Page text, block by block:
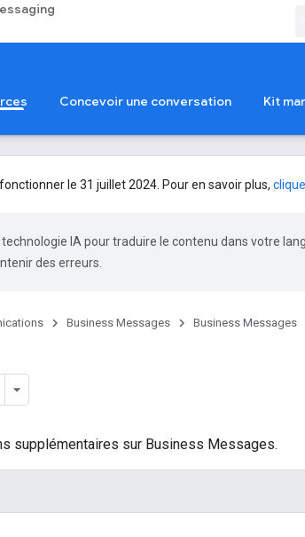
Concevoir une conversation Kit
le 31 juillet 2024. Pour en savoir plus,
IA pour traduire le contenu dans votre
des erreurs.
Business Messages
Business Messages
supplémentaires sur Business Messages.